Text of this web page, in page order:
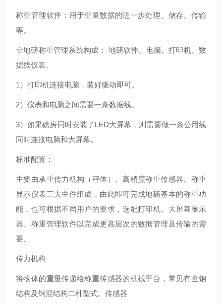
称重管理软件：用于重量数据的进一步处理、储存、传输
等。
☆地磅称重管理系统构成： 地磅软件、电脑、打印机、数
据线仪表。
1）打印机连接电脑，装好驱动即可。
2）仪表和电脑之间需要一条数据线。
3）如果磅房同时安装了LED大屏幕，则需要做一条公用线
同时连接电脑和大屏幕。
标准配置：
主要由承重传力机构（秤体）、高精度称重传感器、称重
显示仪表三大主件组成，由此即可完成地磅基本的称重功
能，也可根据不同用户的要求，选配打印机、大屏幕显示
器、称重管理软件以完成更高层次的数据管理及传输的需
要。
传力机构
将物体的重量传递给称重传感器的机械平台，常见有全钢
结构及钢混结构二种型式。传感器